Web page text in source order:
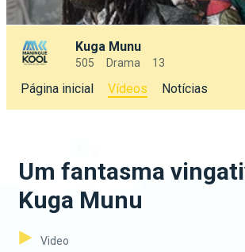
Kuga Munu
505 Drama 13
Página inicial Vídeos Notícias
Um fantasma
Kuga Munu
Video